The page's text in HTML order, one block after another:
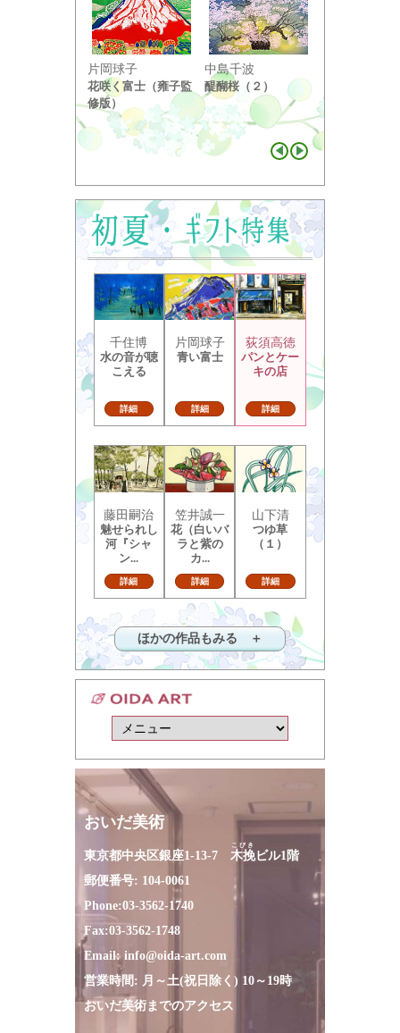
片岡球子
花咲く富士（雍子監
修版）
中島千波
醍醐桜（２）
り ...
千住博
水の音が聴
こえる
詳細
片岡球子
青い富士
詳細
荻須高徳
パンとケー
キの店
詳細
藤田嗣治
魅せられし
河『シャ
ン...
詳細
笠井誠一
花（白いバ
ラと紫の
カ...
詳細
山下清
つゆ草
（１）
詳細
ほかの作品もみる ＋
おいだ美術
東京都中央区銀座1-13-7 木挽
こびき
ビル1階
郵便番号: 104-0061
Phone:03-3562-1740
Fax:03-3562-1748
Email: info@oida-art.com
営業時間: 月～土(祝日除く) 10～19時
おいだ美術までのアクセス